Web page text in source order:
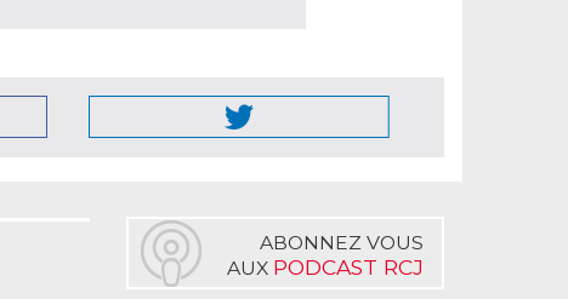
ABONNEZ VOUS
AUX PODCAST RCJ